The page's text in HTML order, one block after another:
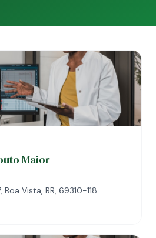
Maior
Boa Vista, RR, 69310-118